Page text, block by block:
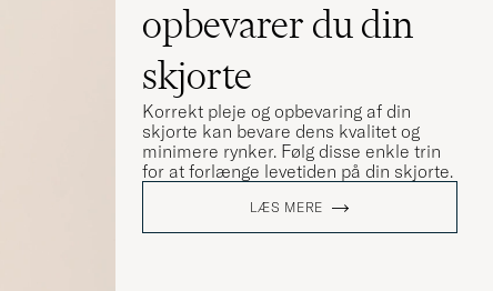
opbevarer du din
skjorte
Korrekt pleje og opbevaring af din
skjorte kan bevare dens kvalitet og
minimere rynker. Følg disse enkle trin
for at forlænge levetiden på din skjorte.
LÆS MERE